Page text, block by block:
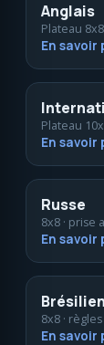
Anglais
Plateau
En savoir
Plateau
En savoir
Russe
8x8 · prise
En savoir
Brésilien
8x8 ·
En savoir